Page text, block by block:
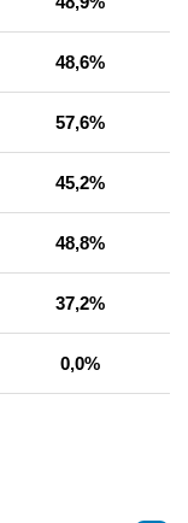
48,6%
57,6%
45,2%
48,8%
37,2%
0,0%